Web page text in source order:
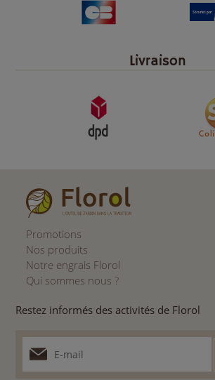
Livraison
Promotions
Nos produits
Notre engrais Florol
Qui sommes nous ?
Restez informés des activités de Florol